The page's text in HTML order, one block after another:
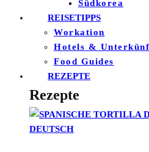
Südkorea
REISETIPPS
Workation
Hotels &
Food Guides
REZEPTE
Rezepte